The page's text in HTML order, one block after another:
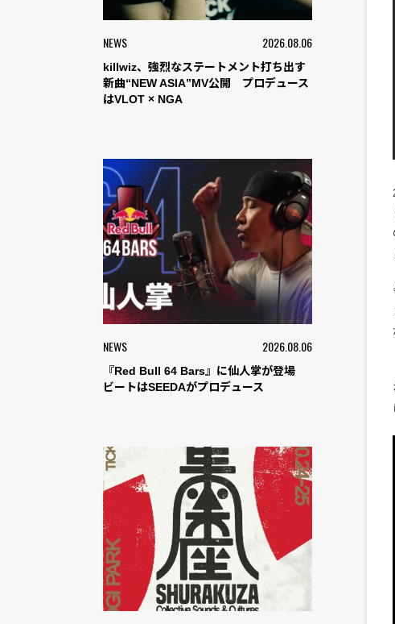
NEWS 2026.08.06
killwiz、強烈なステートメント打ち出す
新曲“NEW ASIA”MV公開 プロデュース
はVLOT × NGA
NEWS 2026.08.06
『Red Bull 64 Bars』に仙人掌が登場
ビートはSEEDAがプロデュース